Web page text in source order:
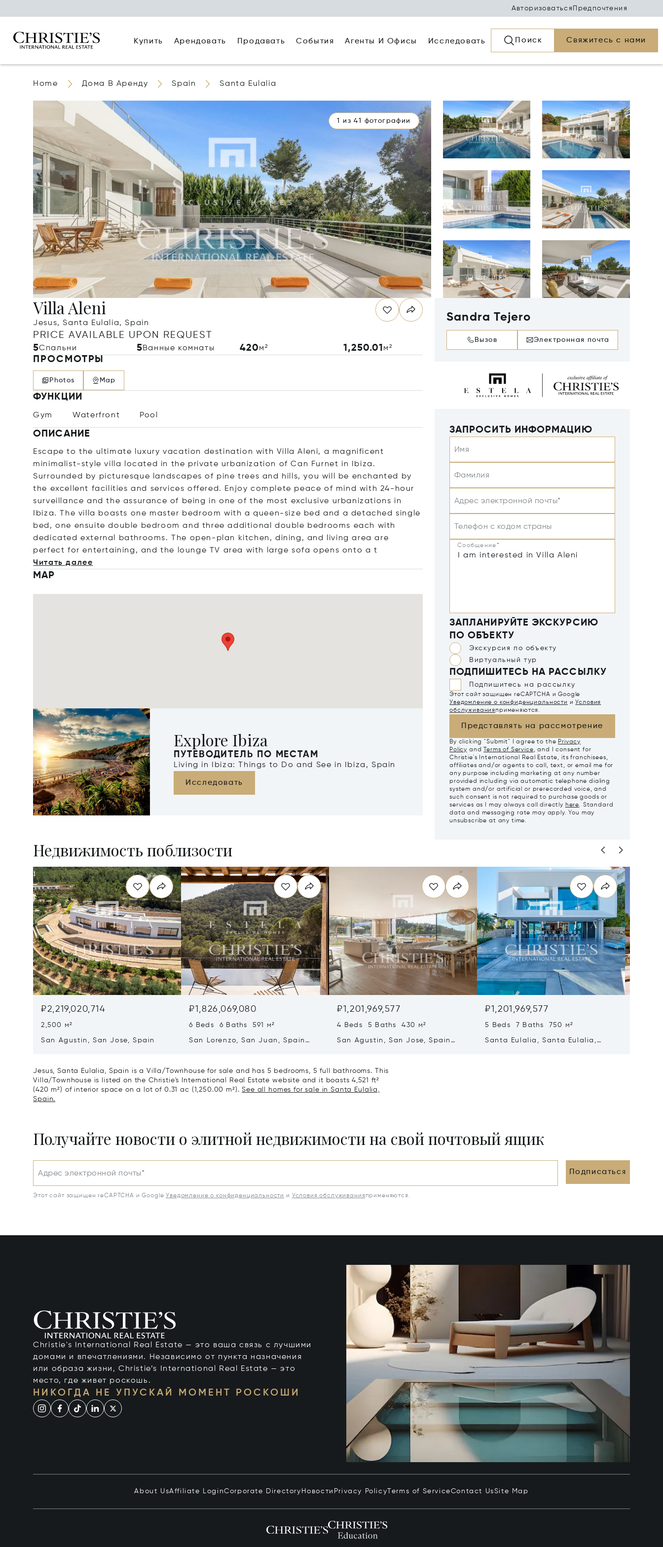
Авторизоваться Предпочтения
Купить Арендовать Продавать События Агенты И Офисы Исследовать Поиск Свяжитесь с нами
Home Дома В Аренду Spain Santa Eulalia
1 из 41 фотографии
Villa Aleni
Jesus, Santa Eulalia, Spain
PRICE AVAILABLE UPON REQUEST
5Спальни 5Ванные комнаты 420м² 1,250.01м²
ПРОСМОТРЫ
Photos Map
ФУНКЦИИ
Gym Waterfront Pool
ОПИСАНИЕ
Escape to the ultimate luxury vacation destination with Villa Aleni, a magnificent
minimalist-style villa located in the private urbanization of Can Furnet in Ibiza.
Surrounded by picturesque landscapes of pine trees and hills, you will be enchanted by
the excellent facilities and services offered. Enjoy complete peace of mind with 24-hour
surveillance and the assurance of being in one of the most exclusive urbanizations in
Ibiza. The villa boasts one master bedroom with a queen-size bed and a detached single
bed, one ensuite double bedroom and three additional double bedrooms each with
dedicated external bathrooms. The open-plan kitchen, dining, and living area are
perfect for entertaining, and the lounge TV area with large sofa opens onto a t
Читать далее
MAP
Explore Ibiza
ПУТЕВОДИТЕЛЬ ПО МЕСТАМ
Living in Ibiza: Things to Do and See in Ibiza, Spain
Исследовать
Sandra Tejero
Вызов Электронная почта
ЗАПРОСИТЬ ИНФОРМАЦИЮ
Имя
Фамилия
Адрес электронной почты*
Телефон с кодом страны
Сообщение*
ЗАПЛАНИРУЙТЕ ЭКСКУРСИЮ
ПО ОБЪЕКТУ
Экскурсия по объекту
Виртуальный тур
ПОДПИШИТЕСЬ НА РАССЫЛКУ
Подпишитесь на рассылку
Этот сайт защищен reCAPTCHA и Google
Уведомление о конфиденциальности и Условия
обслуживанияприменяются.
Представлять на рассмотрение
By clicking "Submit" I agree to the Privacy
Policy and Terms of Service, and I consent for
Christie's International Real Estate, its franchisees,
affiliates and/or agents to call, text, or email me for
any purpose including marketing at any number
provided including via automatic telephone dialing
system and/or artificial or prerecorded voice, and
such consent is not required to purchase goods or
services as I may always call directly here. Standard
data and messaging rate may apply. You may
unsubscribe at any time.
Недвижимость поблизости
₽2,219,020,714
2,500 м²
San Agustin, San Jose, Spain
₽1,826,069,080
6 Beds 6 Baths 591 м²
San Lorenzo, San Juan, Spain
₽1,201,969,577
4 Beds 5 Baths 430 м²
San Agustin, San Jose, Spain
₽1,201,969,577
5 Beds 7 Baths 750 м²
Santa Eulalia, Santa Eulalia,
Jesus, Santa Eulalia, Spain is a Villa/Townhouse for sale and has 5 bedrooms, 5 full bathrooms. This
Villa/Townhouse is listed on the Christie's International Real Estate website and it boasts 4,521 ft²
(420 m²) of interior space on a lot of 0.31 ac (1,250.00 m²).See all homes for sale in Santa Eulalia,
Spain.
Получайте новости о элитной недвижимости на свой почтовый ящик
Адрес электронной почты* Подписаться
Этот сайт защищен reCAPTCHA и Google Уведомление о конфиденциальности и Условия обслуживания применяются.
Christie's International Real Estate — это ваша связь с лучшими
домами и впечатлениями. Независимо от пункта назначения
или образа жизни, Christie’s International Real Estate — это
место, где живет роскошь.
НИКОГДА НЕ УПУСКАЙ МОМЕНТ РОСКОШИ
About UsAffiliate LoginCorporate Directory Новости Privacy Policy Terms of ServiceContact UsSite Map